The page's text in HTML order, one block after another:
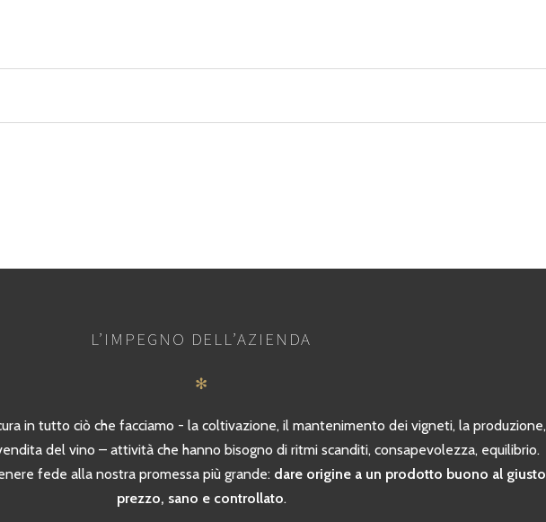
L’IMPEGNO DELL’AZIENDA
✻
in tutto ciò che facciamo - la coltivazione, il mantenimento dei vigneti, la produzione,
del vino – attività che hanno bisogno di ritmi scanditi, consapevolezza, equilibrio.
fede alla nostra promessa più grande: dare origine a un prodotto buono al giusto
prezzo, sano e controllato.